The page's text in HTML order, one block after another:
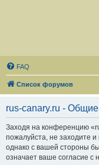
FAQ
Список форумов
rus-canary.ru -
Заходя на конференцию
пожалуйста, не заходите
однако с вашей стороны
означает ваше согласие с